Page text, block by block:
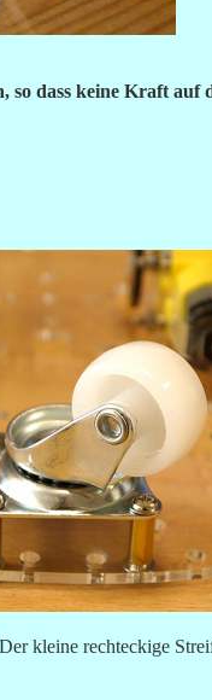
so dass keine Kraft
kleine rechteckige